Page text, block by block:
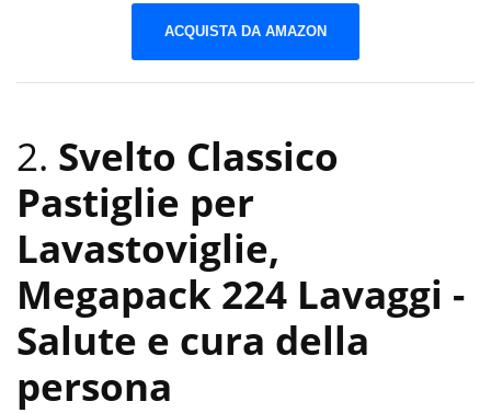
ACQUISTA DA AMAZON
2. Svelto Classico
Pastiglie per
Lavastoviglie,
Megapack 224 Lavaggi -
Salute e cura della
persona